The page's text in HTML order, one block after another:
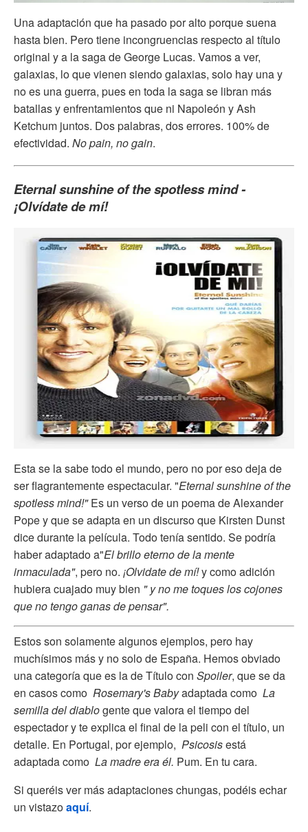
Una adaptación que ha pasado por alto porque suena
hasta bien. Pero tiene incongruencias respecto al título
original y a la saga de George Lucas. Vamos a ver,
galaxias, lo que vienen siendo galaxias, solo hay una y
no es una guerra, pues en toda la saga se libran más
batallas y enfrentamientos que ni Napoleón y Ash
Ketchum juntos. Dos palabras, dos errores. 100% de
efectividad. No pain, no gain.
Eternal sunshine of the spotless mind -
¡Olvídate de mí!
Esta se la sabe todo el mundo, pero no por eso deja de
ser flagrantemente espectacular. "Eternal sunshine of the
spotless mind!"Es un verso de un poema de Alexander
Pope y que se adapta en un discurso que Kirsten Dunst
dice durante la película. Todo tenía sentido. Se podría
haber adaptado a"El brillo eterno de la mente
inmaculada", pero no. ¡Olvidate de mí!y como adición
hubiera cuajado muy bien " y no me toques los cojones
que no tengo ganas de pensar".
Estos son solamente algunos ejemplos, pero hay
muchísimos más y no solo de España. Hemos obviado
una categoría que es la de Título con Spoiler, que se da
en casos como Rosemary's Babyadaptada como La
semilla del diablogente que valora el tiempo del
espectador y te explica el final de la peli con el título, un
detalle. En Portugal, por ejemplo, Psicosisestá
adaptada como La madre era él. Pum. En tu cara.
Si queréis ver más adaptaciones chungas, podéis echar
un vistazoaquí.